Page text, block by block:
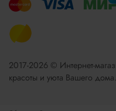
2017-2026 © Интернет-
красоты и уюта Вашего